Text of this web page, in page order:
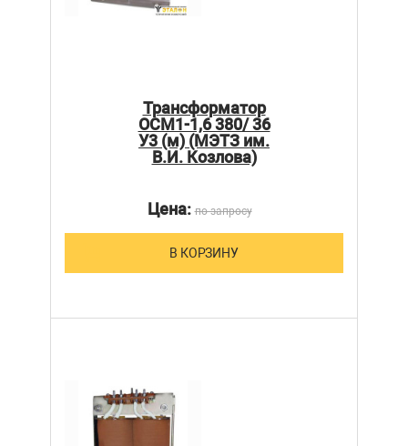
Трансформатор
ОСМ1-1,6 380/ 36
У3 (м) (МЭТЗ им.
В.И. Козлова)
Цена:по запросу
В КОРЗИНУ